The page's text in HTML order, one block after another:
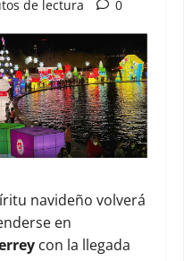
de lectura
0
navideño volverá
en
con la llegada